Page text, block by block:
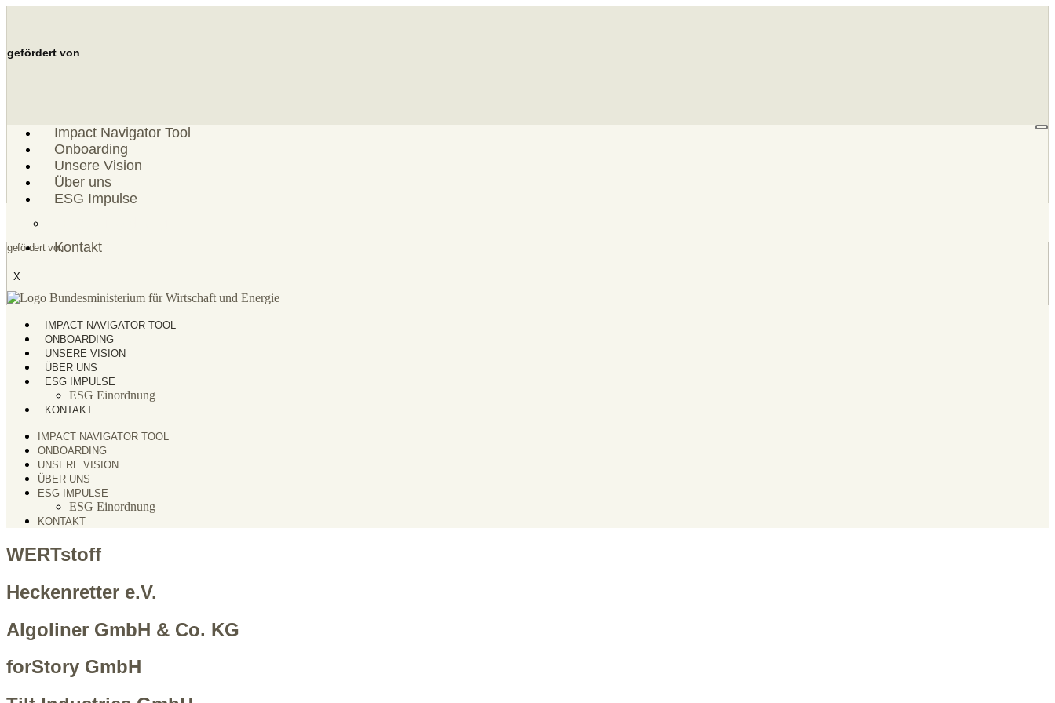
gefördert von
Impact Navigator Tool
Onboarding
Unsere Vision
Über uns
ESG Impulse
Kontakt
X
gefördert von
IMPACT NAVIGATOR TOOL
ONBOARDING
UNSERE VISION
ÜBER UNS
ESG IMPULSE
ESG Einordnung
KONTAKT
IMPACT NAVIGATOR TOOL
ONBOARDING
UNSERE VISION
ÜBER UNS
ESG IMPULSE
ESG Einordnung
KONTAKT
WERTstoff
Heckenretter e.V.
Algoliner GmbH & Co. KG
forStory GmbH